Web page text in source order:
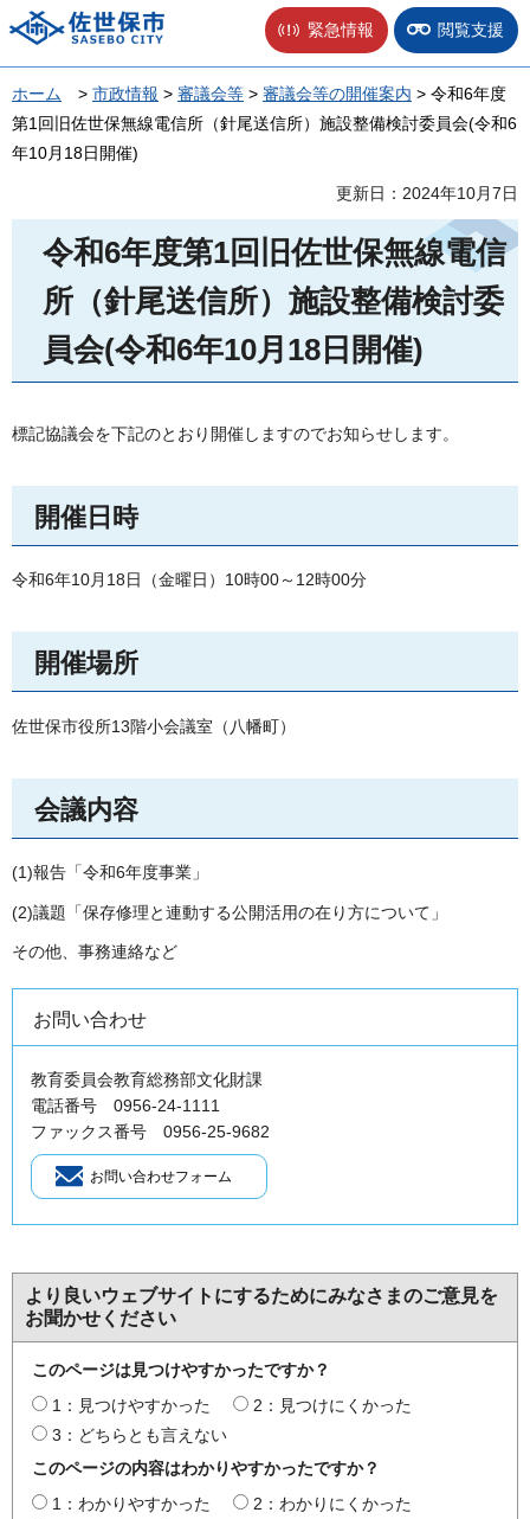
佐世保市 緊急情報 閲覧支援
ホーム > 市政情報 > 審議会等 > 審議会等の開催案内 > 令和6年度
第1回旧佐世保無線電信所（針尾送信所）施設整備検討委員会(令和6
年10月18日開催)
更新日：2024年10月7日
令和6年度第1回旧佐世保無線電信
所（針尾送信所）施設整備検討委
員会(令和6年10月18日開催)
標記協議会を下記のとおり開催しますのでお知らせします。
開催日時
令和6年10月18日（金曜日）10時00～12時00分
開催場所
佐世保市役所13階小会議室（八幡町）
会議内容
(1)報告「令和6年度事業」
(2)議題「保存修理と連動する公開活用の在り方について」
その他、事務連絡など
お問い合わせ
教育委員会教育総務部文化財課
電話番号 0956-24-1111
ファックス番号 0956-25-9682
より良いウェブサイトにするためにみなさまのご意見を
お聞かせください
このページは見つけやすかったですか？
1：見つけやすかった
2：見つけにくかった
3：どちらとも言えない
このページの内容はわかりやすかったですか？
1：わかりやすかった
2：わかりにくかった